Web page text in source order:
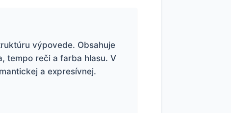
výpovede. Obsahuje
tempo reči a farba hlasu. V
a expresívnej.